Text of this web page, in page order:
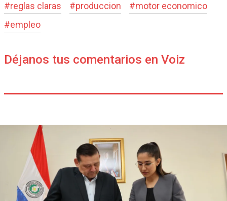
#reglas claras #produccion #motor economico
#empleo
Déjanos tus comentarios en Voiz